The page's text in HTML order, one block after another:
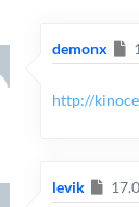
demonx
http://
levik